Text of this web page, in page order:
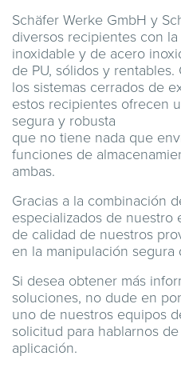
Schäfer Werke GmbH y
diversos recipientes con
inoxidable y de acero
de PU, sólidos y
los sistemas cerrados de
estos recipientes ofrecen
segura y robusta
que no tiene nada que
funciones de
ambas.
Gracias a la combinación
especializados de
de calidad de nuestros
en la manipulación segura
Si desea obtener más
soluciones, no dude en
uno de nuestros equipos
solicitud para hablarnos
aplicación.